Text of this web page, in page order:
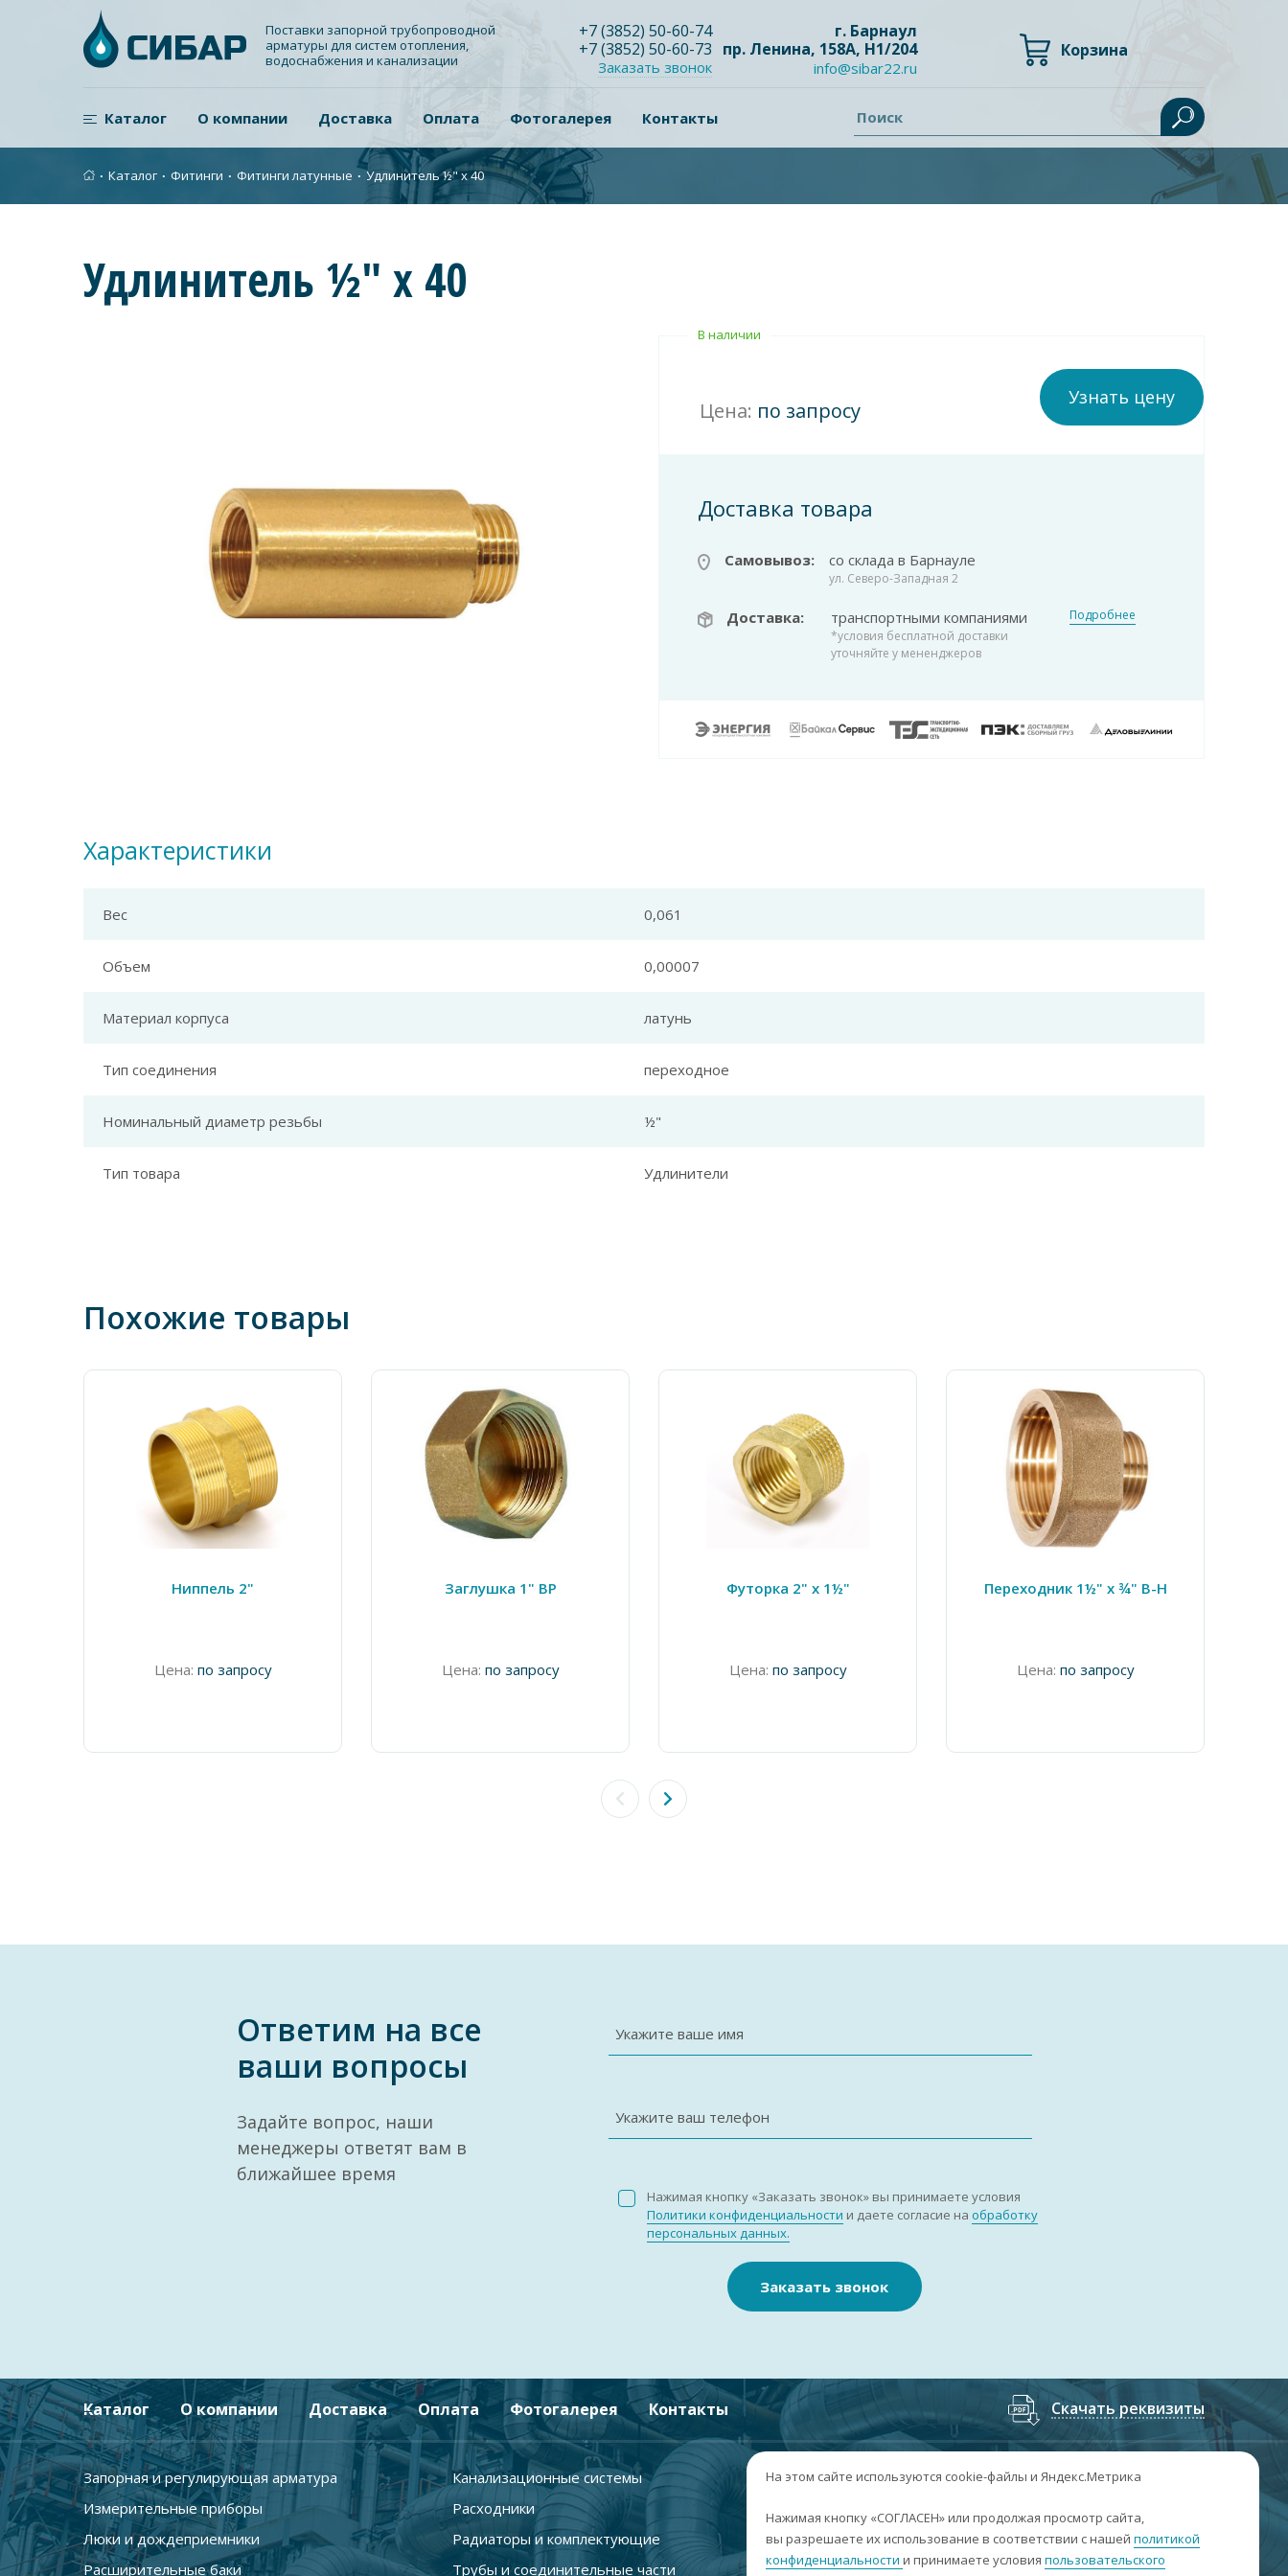
Поставки запорной трубопроводной
арматуры для систем отопления,
водоснабжения и канализации
+7(3852) 50-60-74
+7(3852) 50-60-73
Заказать звонок
г. Барнаул
пр. Ленина, 158А, Н1/204
info@sibar22.ru
Корзина
Каталог О компании Доставка Оплата Фотогалерея Контакты Поиск
∙ Каталог ∙ Фитинги ∙ Фитинги латунные ∙ Удлинитель ½" х 40
Удлинитель ½" х 40
В наличии
Цена: по запросу
Узнать цену
Доставка товара
Самовывоз: со склада в Барнауле
ул. Северо-Западная 2
Доставка: транспортными компаниями
*условия бесплатной доставки
уточняйте у мененджеров
Подробнее
Характеристики
Вес 0,061
Объем 0,00007
Материал корпуса латунь
Тип соединения переходное
Номинальный диаметр резьбы ½"
Тип товара Удлинители
Похожие товары
Ниппель 2"
Цена: по запросу
Заглушка 1" ВР
Цена: по запросу
Футорка 2" x 1½"
Цена: по запросу
Переходник 1½" x ¾" В-Н
Цена: по запросу
Ответим на все
ваши вопросы
Задайте вопрос, наши
менеджеры ответят вам в
ближайшее время
Укажите ваше имя
Укажите ваш телефон
Нажимая кнопку «Заказать звонок» вы принимаете условия
Политики конфиденциальности и даете согласие на обработку
персональных данных.
Заказать звонок
Каталог О компании Доставка Оплата Фотогалерея Контакты Скачать реквизиты
Запорная и регулирующая арматура
Канализационные системы
Измерительные приборы
Расходники
Люки и дождеприемники
Радиаторы и комплектующие
Расширительные баки
Трубы и соединительные части
+7 (3852) 50-60-74;+7 (3852) 50-60-73
г. Барнаул, пр. Ленина, 158А, Н1/204
сб-вс: выходные
На этом сайте используются cookie-файлы и Яндекс.Метрика
Нажимая кнопку «СОГЛАСЕН» или продолжая просмотр сайта,
вы разрешаете их использование в соответствии с нашей политикой
конфиденциальности и принимаете условия пользовательского